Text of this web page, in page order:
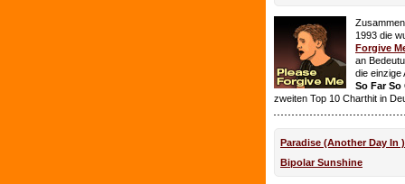
1993 die
Forgive
an
die einzige
So Far So
zweiten Top 10 Charthit in
Paradise (Another Day In
Bipolar Sunshine